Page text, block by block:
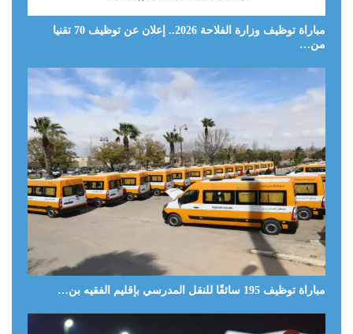
مباراة توظيف وزارة الفلاحة 2026.. إعلان عن توظيف 70 تقنيا
من…
مباراة توظيف 195 سائقًا للنقل المدرسي بإقليم الفقيه بن…